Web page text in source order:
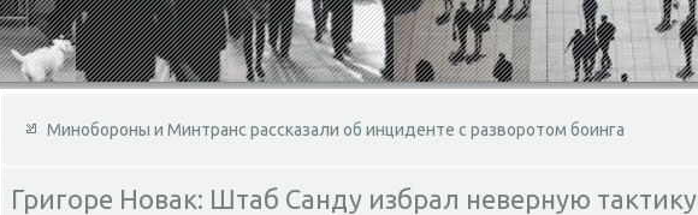
Минобороны и Минтранс рассказали об инциденте с разворотом боинга
Григоре Новак: Штаб Санду избрал неверную тактику